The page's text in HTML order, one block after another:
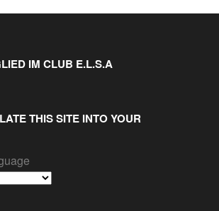
IM CLUB E.L.S.A
THIS SITE INTO YOUR